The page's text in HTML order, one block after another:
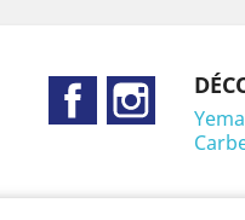
Facebook